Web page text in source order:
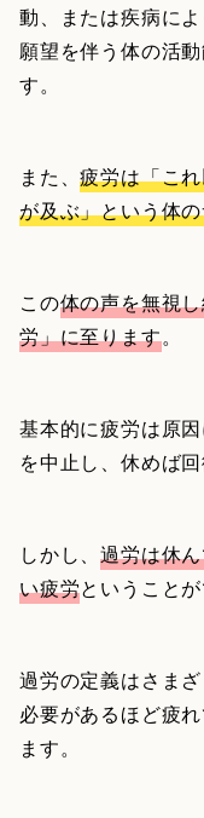
動、または疾病に
願望を伴う体の活
す。
また、疲労は「こ
が及ぶ」という体
この体の声を無視
労」に至ります。
基本的に疲労は原
を中止し、休めば回
しかし、過労は休
い疲労ということが
過労の定義はさま
必要があるほど疲
ます。